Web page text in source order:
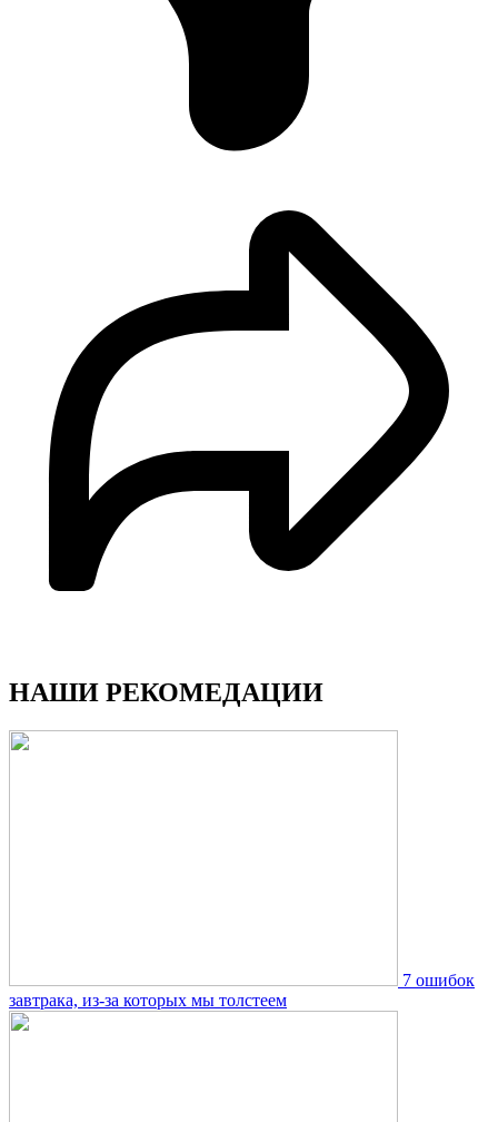
НАШИ РЕКОМЕДАЦИИ
7 ошибок
завтрака, из-за которых мы толстеем